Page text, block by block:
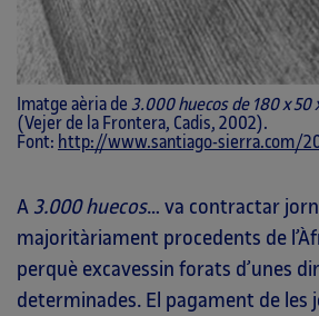
Imatge aèria de 3.000 huecos de 180 x 50
(Vejer de la Frontera, Cadis, 2002).
Font: http://www.santiago-sierra.com/
A 3.000 huecos… va contractar
majoritàriament procedents de
perquè excavessin forats d’unes
determinades. El pagament de les